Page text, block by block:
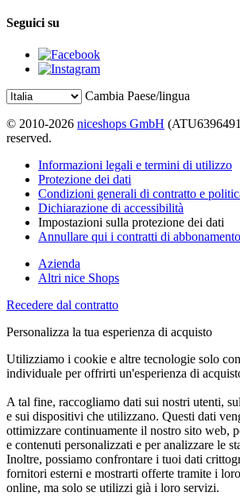
Seguici su
Cambia Paese/lingua
© 2010-2026 niceshops GmbH
reserved.
Informazioni legali e termini di utilizzo
Protezione dei dati
Condizioni generali di contratto e
Dichiarazione di accessibilità
Impostazioni sulla protezione dei dati
Annullare qui i contratti di abbonamento
Azienda
Altri nice Shops
Recedere dal contratto
Personalizza la tua esperienza di acquisto
Utilizziamo i cookie e altre tecnologie solo
individuale per offrirti un'esperienza di
A tal fine, raccogliamo dati sui nostri utenti,
e sui dispositivi che utilizzano. Questi dati
ottimizzare continuamente il nostro sito web,
e contenuti personalizzati e per analizzare le
Inoltre, possiamo confrontare i tuoi dati
fornitori esterni e mostrarti offerte tramite i
online, ma solo se utilizzi già i loro servizi.